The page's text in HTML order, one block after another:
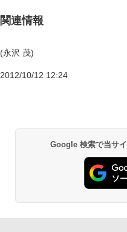
関連情報
(永沢 茂)
2012/10/12 12:24
Google 検索で当サ